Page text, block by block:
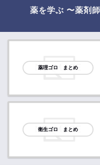
薬を学ぶ 〜薬剤
薬理ゴロ まとめ
衛生ゴロ まとめ